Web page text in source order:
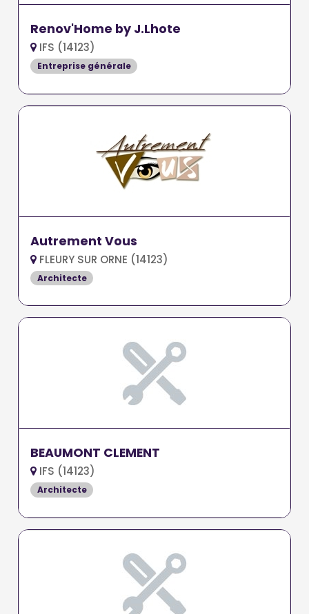
Renov'Home by J.Lhote
IFS (14123)
Entreprise générale
Autrement Vous
FLEURY SUR ORNE (14123)
Architecte
BEAUMONT CLEMENT
IFS (14123)
Architecte